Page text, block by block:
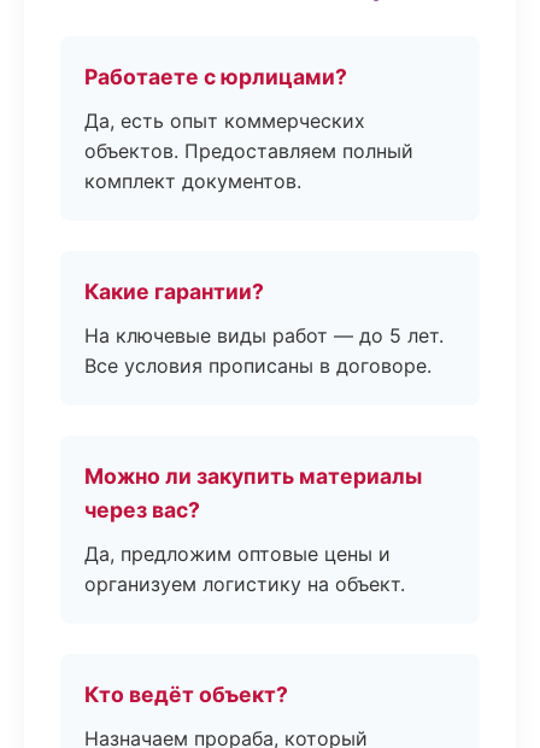
Работаете с юрлицами?
Да, есть опыт коммерческих
объектов. Предоставляем полный
комплект документов.
Какие гарантии?
На ключевые виды работ — до 5 лет.
Все условия прописаны в договоре.
Можно ли закупить материалы
через вас?
Да, предложим оптовые цены и
организуем логистику на объект.
Кто ведёт объект?
Назначаем прораба, который